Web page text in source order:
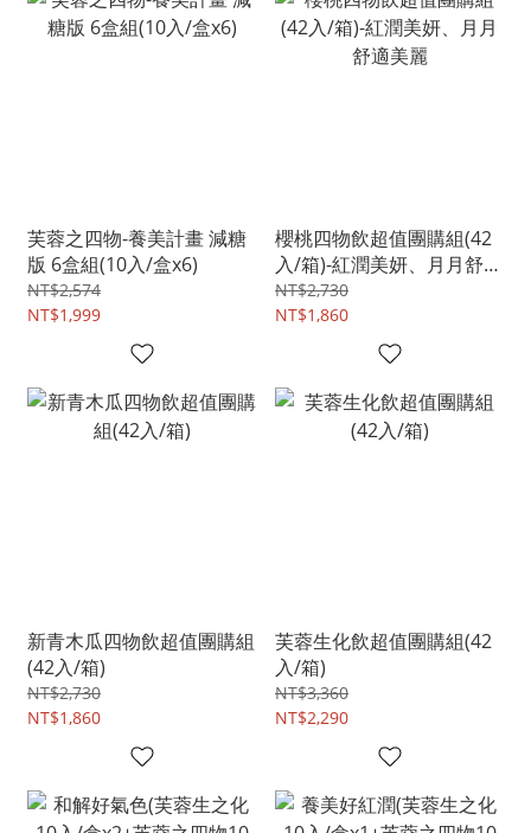
芙蓉之四物-養美計畫 減糖
版 6盒組(10入/盒x6)
NT$2,574
NT$1,999
櫻桃四物飲超值團購組(42
入/箱)-紅潤美妍、月月舒適
美麗
NT$2,730
NT$1,860
新青木瓜四物飲超值團購組
(42入/箱)
NT$2,730
NT$1,860
芙蓉生化飲超值團購組(42
入/箱)
NT$3,360
NT$2,290